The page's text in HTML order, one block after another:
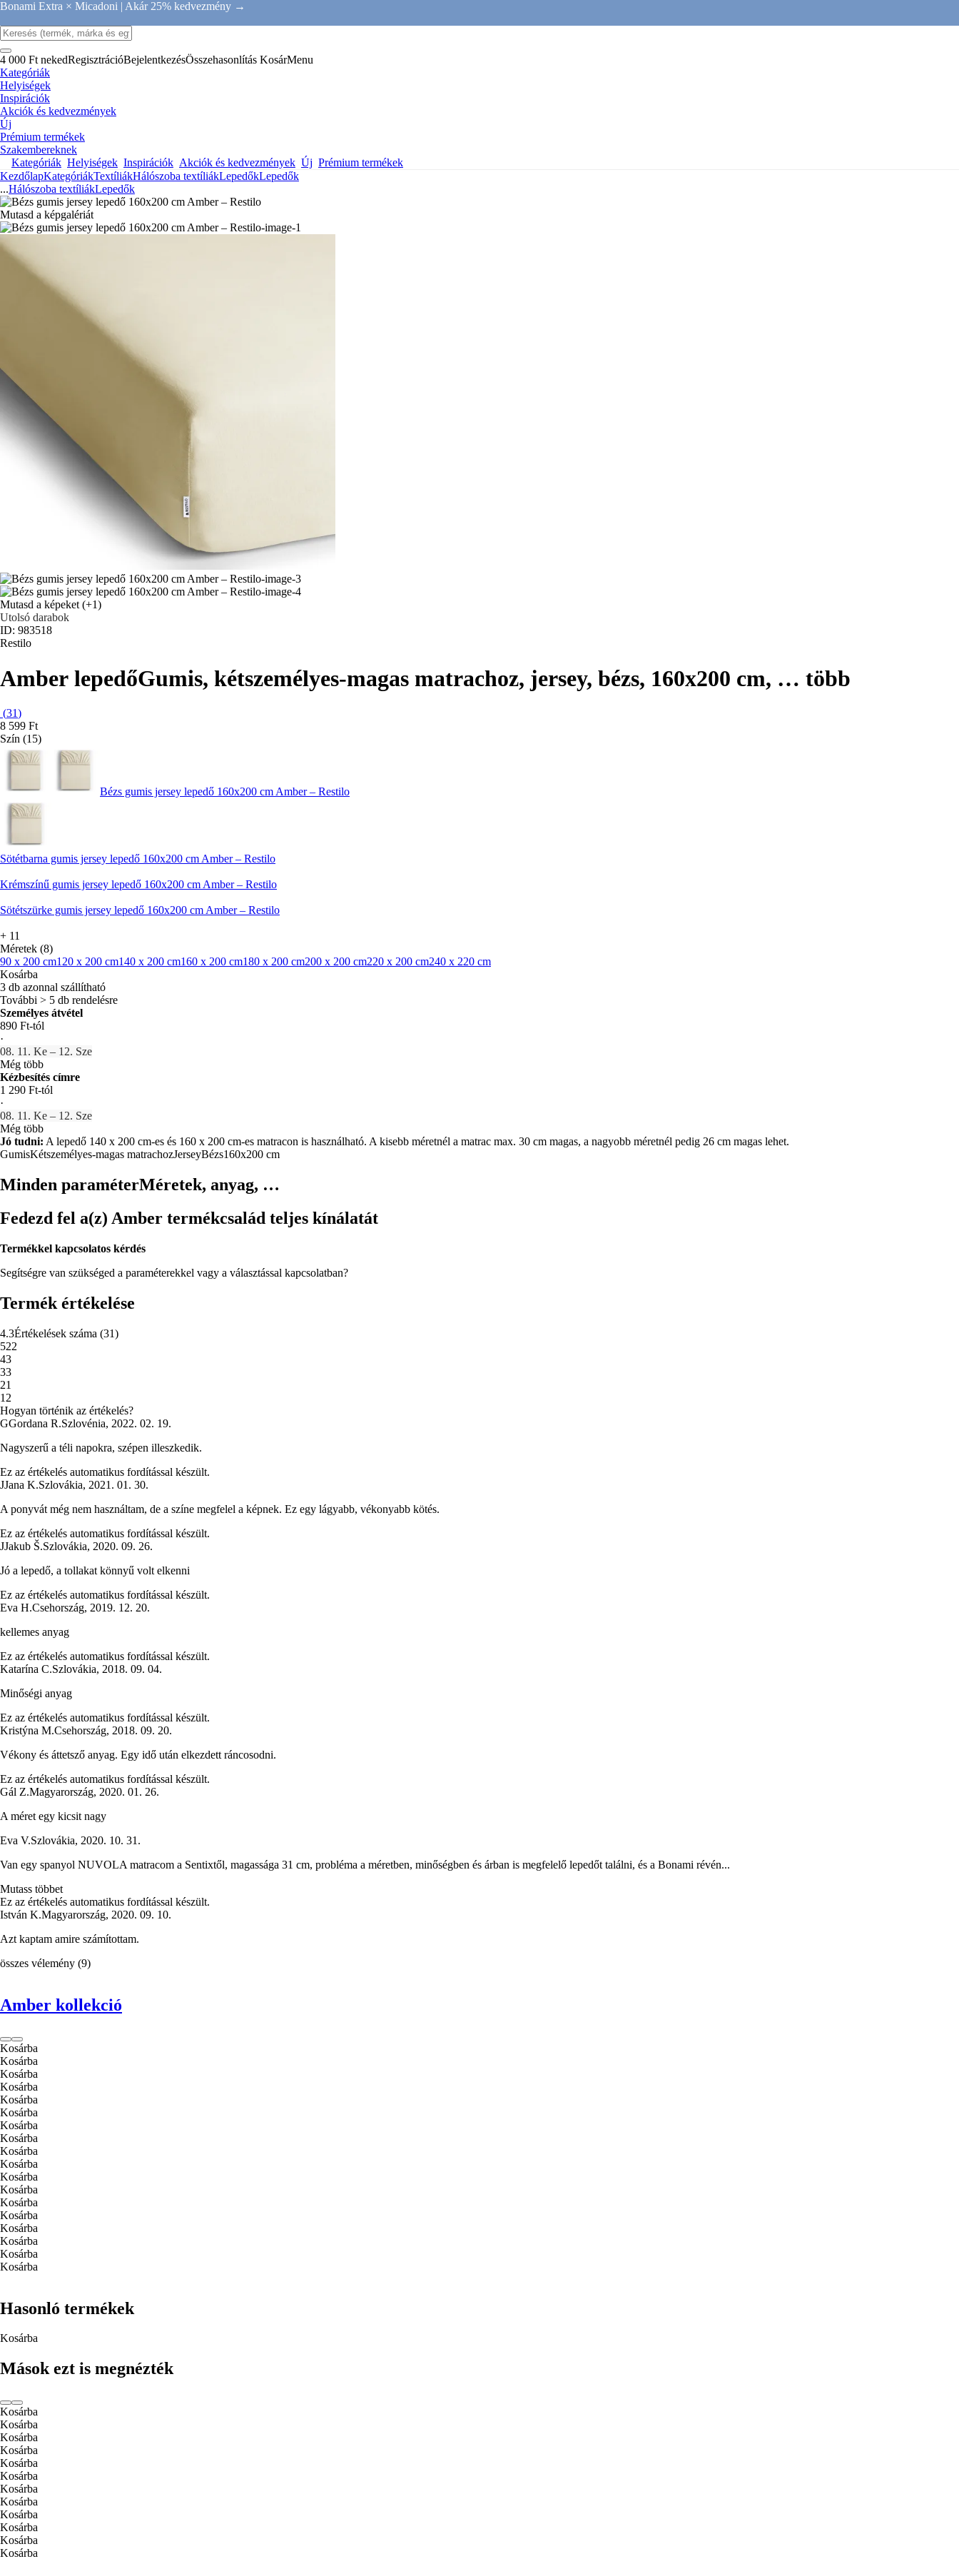
Bonami Extra × Micadoni | Akár 25% kedvezmény →
4 000 Ft nekedRegisztrációBejelentkezésÖsszehasonlítás KosárMenu
Kategóriák
Helyiségek
Inspirációk
Akciók és kedvezmények
Új
Prémium termékek
Szakembereknek
Kategóriák Helyiségek Inspirációk Akciók és kedvezmények Új Prémium termékek
KezdőlapKategóriákTextíliákHálószoba textíliákLepedőkLepedők
...Hálószoba textíliákLepedők
Mutasd a képgalériát
Mutasd a képeket (+1)
Utolsó darabok
ID: 983518
Restilo
Amber lepedőGumis, kétszemélyes-magas matrachoz, jersey, bézs, 160x200 cm, … több
(31)
8 599 Ft
Szín (15)
Bézs gumis jersey lepedő 160x200 cm Amber – Restilo
Sötétbarna gumis jersey lepedő 160x200 cm Amber – Restilo
Krémszínű gumis jersey lepedő 160x200 cm Amber – Restilo
Sötétszürke gumis jersey lepedő 160x200 cm Amber – Restilo
+ 11
Méretek (8)
90 x 200 cm120 x 200 cm140 x 200 cm160 x 200 cm180 x 200 cm200 x 200 cm220 x 200 cm240 x 220 cm
Kosárba
3 db azonnal szállítható
További > 5 db rendelésre
Személyes átvétel
890 Ft-tól
·
08. 11. Ke – 12. Sze
Még több
Kézbesítés címre
1 290 Ft-tól
·
08. 11. Ke – 12. Sze
Még több
Jó tudni: A lepedő 140 x 200 cm-es és 160 x 200 cm-es matracon is használható. A kisebb méretnél a matrac max. 30 cm magas, a nagyobb méretnél pedig 26 cm magas lehet.
GumisKétszemélyes-magas matrachozJerseyBézs160x200 cm
Minden paraméterMéretek, anyag, …
Fedezd fel a(z) Amber termékcsalád teljes kínálatát
Termékkel kapcsolatos kérdés
Segítségre van szükséged a paraméterekkel vagy a választással kapcsolatban?
Termék értékelése
4.3Értékelések száma (31)
522
43
33
21
1 2
Hogyan történik az értékelés?
GGordana R.Szlovénia, 2022. 02. 19.
Nagyszerű a téli napokra, szépen illeszkedik.
Ez az értékelés automatikus fordítással készült.
JJana K.Szlovákia, 2021. 01. 30.
A ponyvát még nem használtam, de a színe megfelel a képnek. Ez egy lágyabb, vékonyabb kötés.
Ez az értékelés automatikus fordítással készült.
JJakub Š.Szlovákia, 2020. 09. 26.
Jó a lepedő, a tollakat könnyű volt elkenni
Ez az értékelés automatikus fordítással készült.
Eva H.Csehország, 2019. 12. 20.
kellemes anyag
Ez az értékelés automatikus fordítással készült.
Katarína C.Szlovákia, 2018. 09. 04.
Minőségi anyag
Ez az értékelés automatikus fordítással készült.
Kristýna M.Csehország, 2018. 09. 20.
Vékony és áttetsző anyag. Egy idő után elkezdett ráncosodni.
Ez az értékelés automatikus fordítással készült.
Gál Z.Magyarország, 2020. 01. 26.
A méret egy kicsit nagy
Eva V.Szlovákia, 2020. 10. 31.
Van egy spanyol NUVOLA matracom a Sentixtől, magassága 31 cm, probléma a méretben, minőségben és árban is megfelelő lepedőt találni, és a Bonami révén...
Mutass többet
Ez az értékelés automatikus fordítással készült.
István K.Magyarország, 2020. 09. 10.
Azt kaptam amire számítottam.
összes vélemény (9)
Amber kollekció
Kosárba
Kosárba
Kosárba
Kosárba
Kosárba
Kosárba
Kosárba
Kosárba
Kosárba
Kosárba
Kosárba
Kosárba
Kosárba
Kosárba
Kosárba
Kosárba
Kosárba
Kosárba
Hasonló termékek
Kosárba
Mások ezt is megnézték
Kosárba
Kosárba
Kosárba
Kosárba
Kosárba
Kosárba
Kosárba
Kosárba
Kosárba
Kosárba
Kosárba
Kosárba